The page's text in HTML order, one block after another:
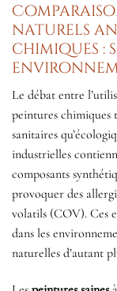
naturels
chimiques :
Le débat entre
peintures chimiques
sanitaires
industrielles
composants
provoquer des
volatils (COV). Ces
dans les
naturelles d’autant